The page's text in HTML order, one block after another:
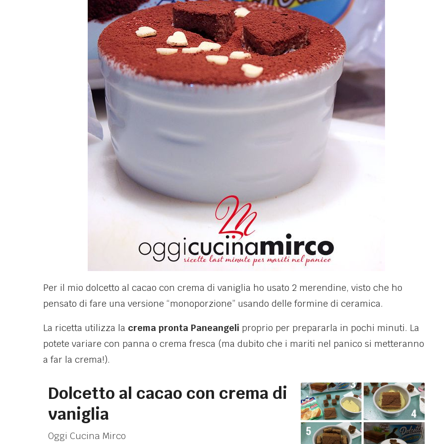
Per il mio dolcetto al cacao con crema di vaniglia ho usato 2 merendine, visto che ho
pensato di fare una versione “monoporzione” usando delle formine di ceramica.
La ricetta utilizza la crema pronta Paneangeli proprio per prepararla in pochi minuti. La
potete variare con panna o crema fresca (ma dubito che i mariti nel panico si metteranno
a far la crema!).
Dolcetto al cacao con crema di
vaniglia
Oggi Cucina Mirco